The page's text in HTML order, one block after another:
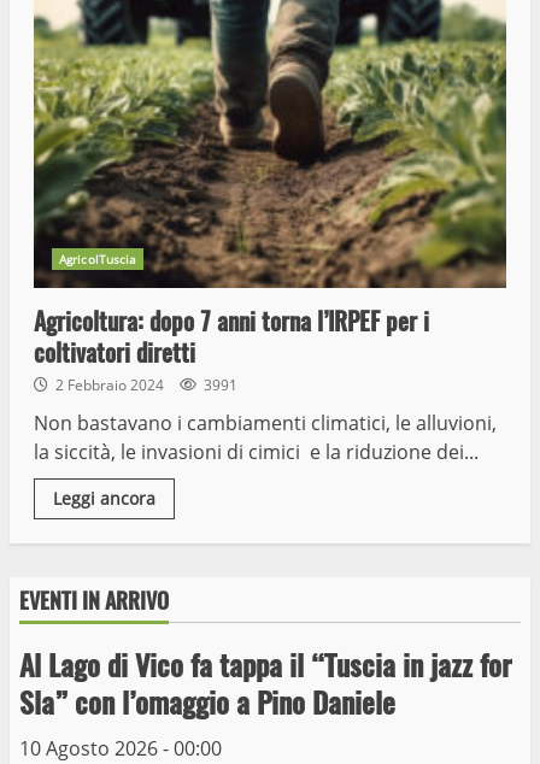
AgricolTuscia
Agricoltura: dopo 7 anni torna l’IRPEF per i
coltivatori diretti
2 Febbraio 2024 3991
Non bastavano i cambiamenti climatici, le alluvioni,
la siccità, le invasioni di cimici e la riduzione dei...
Leggi ancora
EVENTI IN ARRIVO
Al Lago di Vico fa tappa il “Tuscia in jazz for
Sla” con l’omaggio a Pino Daniele
10 Agosto 2026 - 00:00
3
Wiplanet Baseball supera il Napoli
9 Maggio 2023